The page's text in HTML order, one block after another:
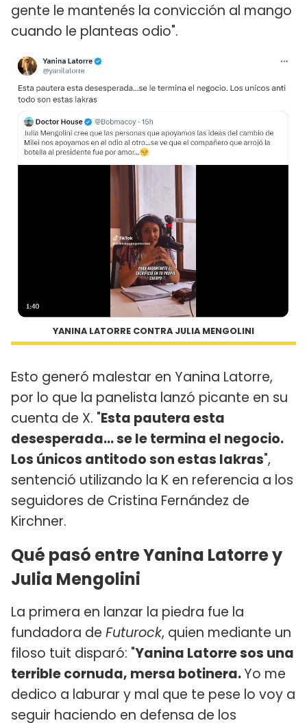
gente le mantenés la convicción al mango
cuando le planteas odio".
YANINA LATORRE CONTRA JULIA MENGOLINI
Esto generó malestar en Yanina Latorre,
por lo que la panelista lanzó picante en su
cuenta de X. "Esta pautera esta
desesperada… se le termina el negocio.
Los únicos antitodo son estas lakras",
sentenció utilizando la K en referencia a los
seguidores de Cristina Fernández de
Kirchner.
Qué pasó entre Yanina Latorre y
Julia Mengolini
La primera en lanzar la piedra fue la
fundadora de Futurock, quien mediante un
filoso tuit disparó: "Yanina Latorre sos una
terrible cornuda, mersa botinera.Yo me
dedico a laburar y mal que te pese lo voy a
seguir haciendo en defensa de los